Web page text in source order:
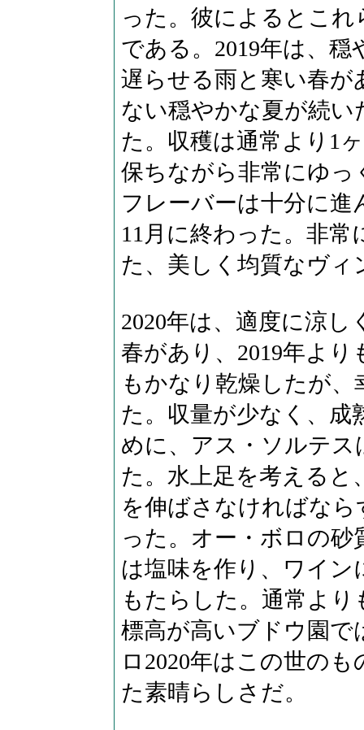
った。彼によるとこ
である。2019年は、
遅らせる雨と寒い春が
ない穏やかな夏が続
た。収穫は通常より1
保ちながら非常にゆ
フレーバーは十分に進
11月に終わった。非
た、美しく均質なヴィ
2020年は、適度に涼
春があり、2019年より
もかなり乾燥したが
た。収量が少なく、成
めに、アス・ソルテス
た。水上足を考えると
を伸ばさなければな
った。オー・ボロの
は塩味を作り、ワイ
もたらした。通常よ
標高が高いブドウ園で
ロ2020年はこの世の
た素晴らしさだ。